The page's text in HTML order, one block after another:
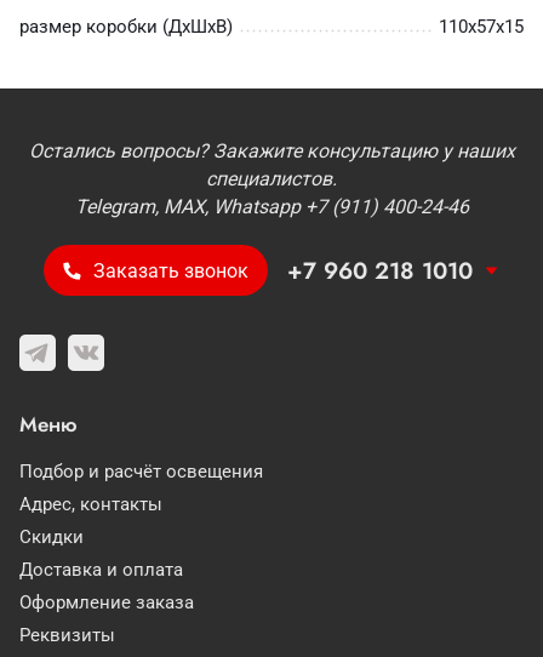
размер коробки (ДхШхВ)
110х57х15
Остались вопросы? Закажите консультацию у наших
специалистов.
Telegram, MAX, Whatsapp +7 (911) 400-24-46
Заказать звонок +7 960 218 1010
Меню
Подбор и расчёт освещения
Адрес, контакты
Скидки
Доставка и оплата
Оформление заказа
Реквизиты